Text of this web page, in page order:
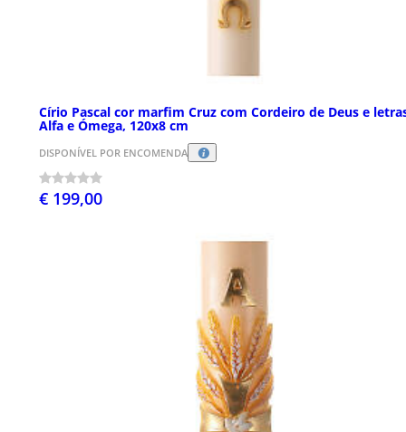
Círio Pascal cor marfim Cruz com Cordeiro de Deus e
Alfa e Ómega, 120x8 cm
DISPONÍVEL POR ENCOMENDA
€ 199,00